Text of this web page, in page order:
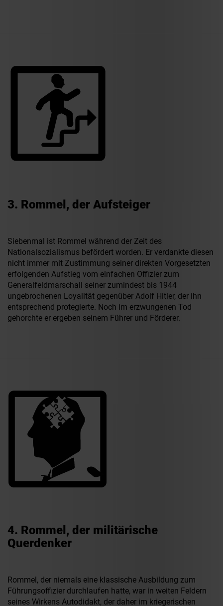
3. Rommel, der Aufsteiger
Siebenmal ist Rommel während der Zeit des
Nationalsozialismus befördert worden. Er verdankte diesen
nicht immer mit Zustimmung seiner direkten Vorgesetzten
erfolgenden Aufstieg vom einfachen Offizier zum
Generalfeldmarschall seiner zumindest bis 1944
ungebrochenen Loyalität gegenüber Adolf Hitler, der ihn
entsprechend protegierte. Noch im erzwungenen Tod
gehorchte er ergeben seinem Führer und Förderer.
4. Rommel, der militärische
Querdenker
Rommel, der niemals eine klassische Ausbildung zum
Führungsoffizier durchlaufen hatte, war in weiten Feldern
seines Wirkens Autodidakt, der daher im kriegerischen